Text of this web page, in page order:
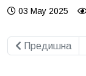
03 May 2025
Предишна